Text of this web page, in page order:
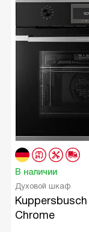
В наличии
Духовой шкаф
Chrome